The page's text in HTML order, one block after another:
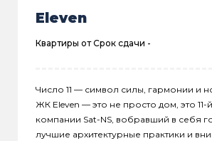
Eleven
Квартиры отСрок сдачи -
Число 11 — символ силы, гармонии и
ЖК Eleven — это не просто дом, это 11-
компании Sat-NS, вобравший в себя
лучшие архитектурные практики и